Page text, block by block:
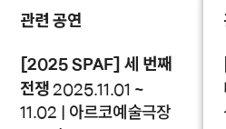
관련 공연
[2025 SPAF] 세 번째
전쟁 2025.11.01 ~
11.02 | 아르코예술극장